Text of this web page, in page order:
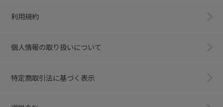
利用規約
個人情報の取り扱いについて
特定商取引法に基づく表示